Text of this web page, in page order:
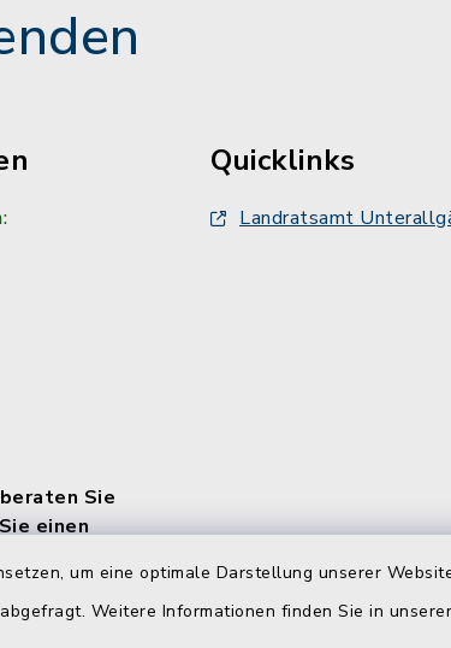
um eine optimale Darstellung unserer
Weitere Informationen finden Sie in
Sie
einen
Quicklinks
Landratsamt